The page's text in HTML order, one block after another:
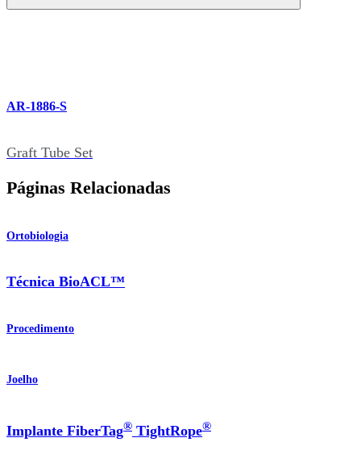
AR-1886-S
Graft Tube Set
Páginas Relacionadas
Ortobiologia
Técnica BioACL™
Procedimento
Joelho
Implante FiberTag® TightRope®